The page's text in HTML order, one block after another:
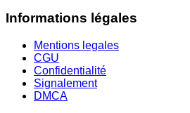
Informations légales
Mentions legales
CGU
Confidentialité
Signalement
DMCA